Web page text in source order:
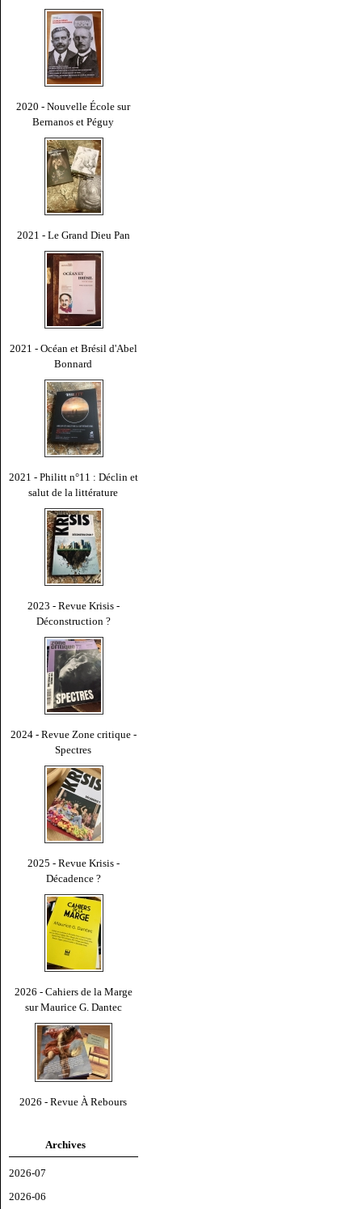
2020 - Nouvelle École sur
Bernanos et Péguy
2021 - Le Grand Dieu Pan
2021 - Océan et Brésil d'Abel
Bonnard
2021 - Philitt n°11 : Déclin et
salut de la littérature
2023 - Revue Krisis -
Déconstruction ?
2024 - Revue Zone critique -
Spectres
2025 - Revue Krisis -
Décadence ?
2026 - Cahiers de la Marge
sur Maurice G. Dantec
2026 - Revue À Rebours
Archives
2026-07
2026-06